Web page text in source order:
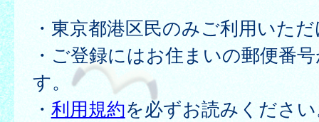
・東京都港区民のみご利用いた
・ご登録にはお住まいの郵便番
す。
・利用規約を必ずお読みくださ